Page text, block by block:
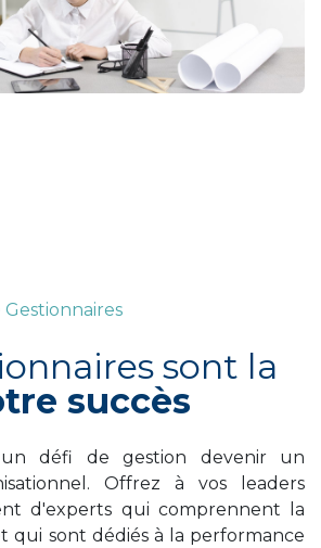
Gestionnaires
sont la
succès
un défi de gestion devenir un
Offrez à vos leaders
d'experts qui comprennent la
qui sont dédiés à la performance